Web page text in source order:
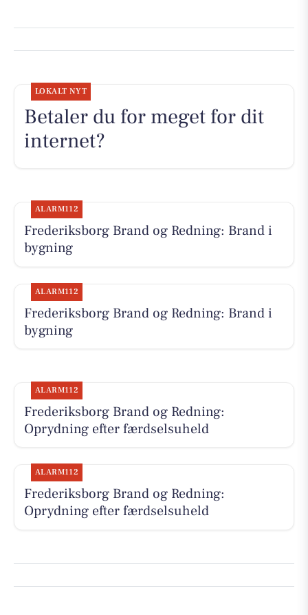
LOKALT NYT
Betaler du for meget for dit
internet?
ALARM112
Frederiksborg Brand og Redning: Brand i
bygning
ALARM112
Frederiksborg Brand og Redning: Brand i
bygning
ALARM112
Frederiksborg Brand og Redning:
Oprydning efter færdselsuheld
ALARM112
Frederiksborg Brand og Redning:
Oprydning efter færdselsuheld